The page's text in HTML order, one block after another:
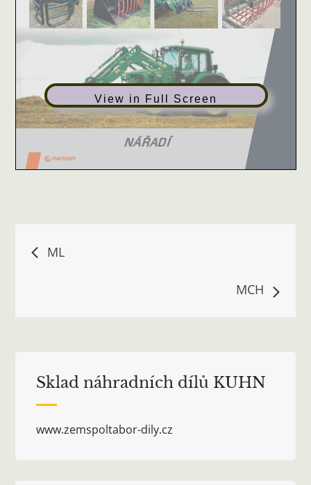
View in Full Screen
Navigace
ML
MCH
Sklad náhradních dílů KUHN
www.zemspoltabor-dily.cz